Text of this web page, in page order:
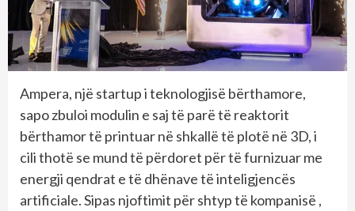
Ampera, një startup i teknologjisë bërthamore,
sapo zbuloi modulin e saj të parë të reaktorit
bërthamor të printuar në shkallë të plotë në 3D, i
cili thotë se mund të përdoret për të furnizuar me
energji qendrat e të dhënave të inteligjencës
artificiale. Sipas njoftimit për shtyp të kompanisë ,